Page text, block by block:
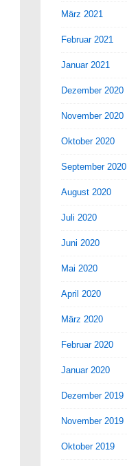
März 2021
Februar 2021
Januar 2021
Dezember 2020
November 2020
Oktober 2020
September 2020
August 2020
Juli 2020
Juni 2020
Mai 2020
April 2020
März 2020
Februar 2020
Januar 2020
Dezember 2019
November 2019
Oktober 2019